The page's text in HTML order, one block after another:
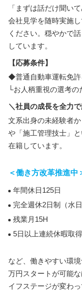
「まずは話だけ聞い
会社見学を随時実施
ください。穏やかで
しています。
【応募条件】
◆普通自動車運転免許
└お人柄重視の選考の
＼社員の成長を全力
文系出身の未経験者
や「施工管理技士」
在籍しています。
＜働き方改革推進中
年間休日125日
完全週休2日制（水
残業月15H
5日以上連続休暇取
など、働きやすい環
万円スタートが可能
イフステージが変わ